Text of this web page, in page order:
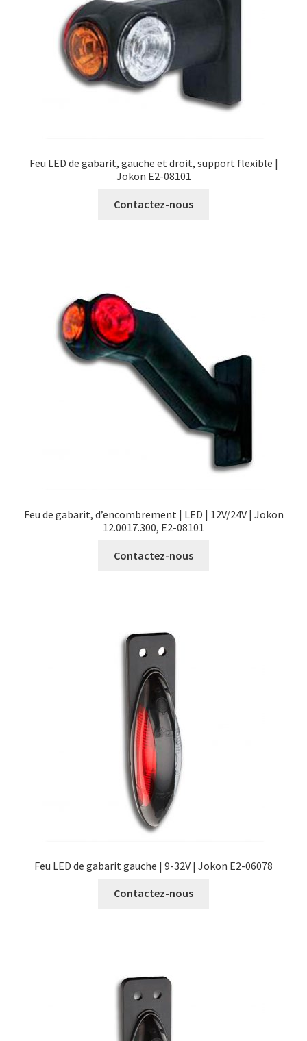
Feu LED de gabarit, gauche et droit, support flexible |
Jokon E2-08101
Contactez-nous
Feu de gabarit, d’encombrement | LED | 12V/24V | Jokon
12.0017.300, E2-08101
Contactez-nous
Feu LED de gabarit gauche | 9-32V | Jokon E2-06078
Contactez-nous